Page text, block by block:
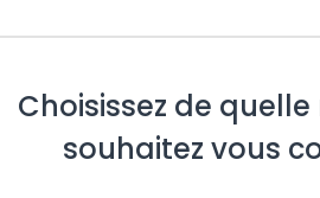
Choisissez de
souhaitez vous